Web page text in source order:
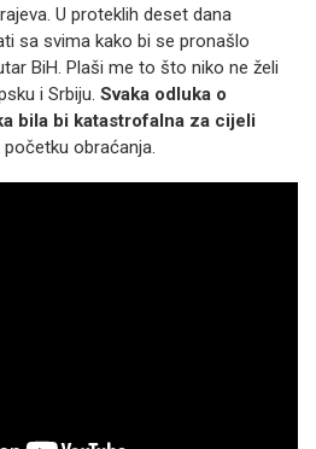
U proteklih deset dana
sa svima kako bi se pronašlo
BiH. Plaši me to što niko ne želi
i Srbiju. Svaka odluka o
bila bi katastrofalna za cijeli
obraćanja.